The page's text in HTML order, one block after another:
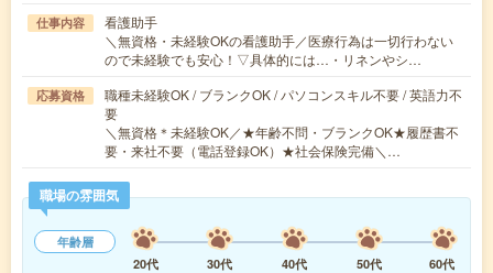
仕事内容
看護助手
＼無資格・未経験OKの看護助手／医療行為は一切行わない
ので未経験でも安心！▽具体的には…・リネンやシ…
応募資格
職種未経験OK / ブランクOK / パソコンスキル不要 / 英語力不
要
＼無資格＊未経験OK／★年齢不問・ブランクOK★履歴書不
要・来社不要（電話登録OK）★社会保険完備＼…
職場の雰囲気
年齢層
20代
30代 40代 50代
60代